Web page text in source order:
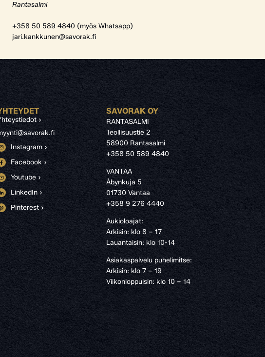
Rantasalmi
+358 50 589 4840 (myös Whatsapp)
jari.kankkunen@savorak.fi
›
Instagram ›
Facebook ›
Youtube ›
LinkedIn ›
Pinterest ›
SAVORAK OY
RANTASALMI
Teollisuustie 2
58900 Rantasalmi
+358 50 589 4840
VANTAA
Åbynkuja 5
01730 Vantaa
+358 9 276 4440
Aukioloajat:
Arkisin: klo 8 – 17
Lauantaisin: klo 10-14
Asiakaspalvelu puhelimitse:
Arkisin: klo 7 – 19
Viikonloppuisin: klo 10 – 14